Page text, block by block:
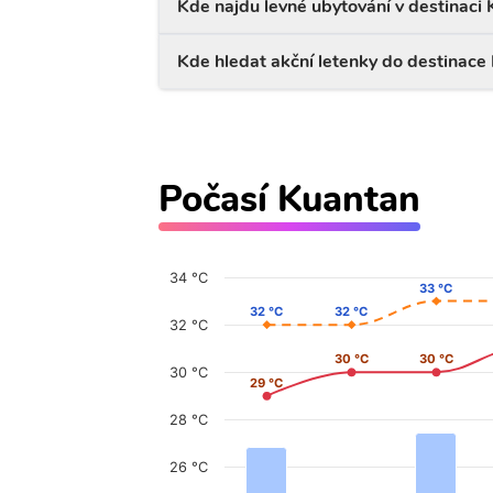
Kde najdu levné ubytování v destinaci
Kde hledat akční letenky do destinace
Počasí Kuantan
29 °C
29 °C
30 °C
30 °C 30 °C
30 °C
32 °C
32 °C 32 °C
32 °C
33 °C
33 °C
26 °C
28 °C
30 °C
32 °C
34 °C